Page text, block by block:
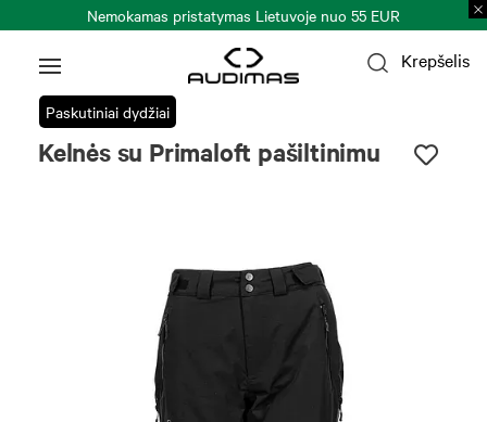
Nemokamas pristatymas Lietuvoje nuo 55 EUR
Krepšelis
Paskutiniai dydžiai
Kelnės su Primaloft pašiltinimu